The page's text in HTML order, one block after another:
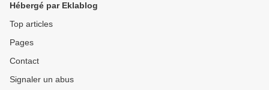
Hébergé par Eklablog
Top articles
Pages
Contact
Signaler un abus